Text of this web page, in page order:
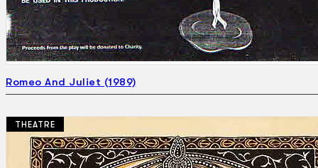
Romeo And Juliet (1989)
THEATRE